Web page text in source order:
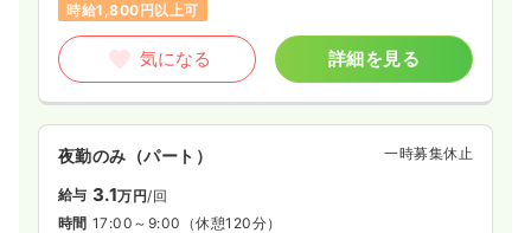
時給1,800円以上可
気になる 詳細を見る
夜勤のみ（パート） 一時募集休止
給与 3.1万円/回
時間 17:00～9:00 （休憩120分）